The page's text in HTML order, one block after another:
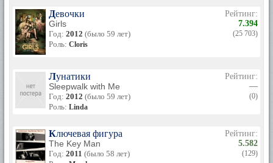
Девочки
Girls
Год: 2012 (было 59 лет)
Роль: Cloris
Рейтинг:
7.394
(25 703)
Лунатики
Sleepwalk with Me
Год: 2012 (было 59 лет)
Роль: Linda
Рейтинг:
—
(0)
Ключевая фигура
The Key Man
Год: 2011 (было 58 лет)
Рейтинг:
5.582
(129)